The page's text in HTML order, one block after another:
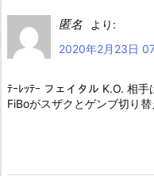
匿名
より:
2020年2月23日
ﾃｰﾚｯﾃｰ フェイタル K.O. 相手
FiBoがスザクとゲンブ切り